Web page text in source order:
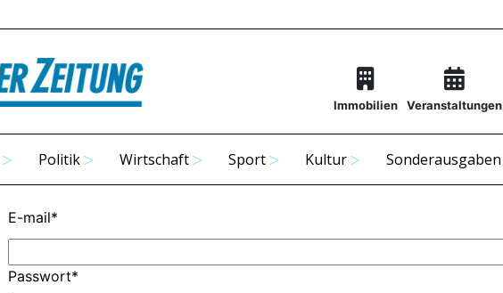
Immobilien Veranstaltungen
Politik Wirtschaft Sport Kultur Sonderausgaben
E-mail*
Passwort*